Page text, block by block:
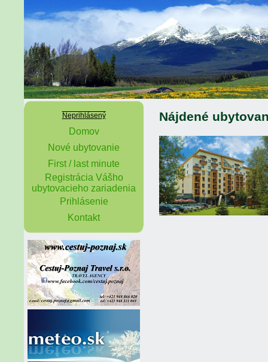
Neprihlásený
Domov
Nové ubytovanie
First / last minute
Registrácia Vášho
ubytovacieho zariadenia
Prihlásenie
Kontakt
Nájdené